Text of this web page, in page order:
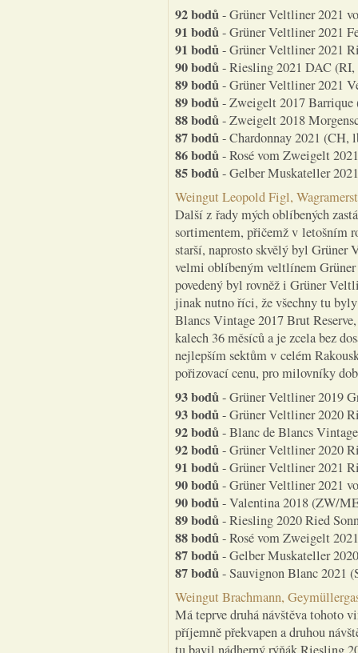
92 bodů- Grüner Veltliner 2021
91 bodů- Grüner Veltliner 2021
91 bodů- Grüner Veltliner 2021
90 bodů- Riesling 2021 DAC (RI,
89 bodů- Grüner Veltliner 2021
89 bodů- Zweigelt 2017 Barrique
88 bodů- Zweigelt 2018
87 bodů- Chardonnay 2021 (CH,
86 bodů- Rosé vom Zweigelt
85 bodů- Gelber Muskateller
Weingut Leopold Figl,
Další z řady mých oblíbených
sortimentem, přičemž v letošním
starší, naprosto skvělý byl Grüner
velmi oblíbeným veltlínem Grüner
povedený byl rovněž i Grüner
jinak nutno říci, že všechny tu
Blancs Vintage 2017 Brut
kalech 36 měsíců a je zcela bez
nejlepším sektům v celém
pořizovací cenu, pro milovníky
93 bodů- Grüner Veltliner 2019
93 bodů- Grüner Veltliner 2020
92 bodů- Blanc de Blancs
92 bodů- Grüner Veltliner 2020
91 bodů- Grüner Veltliner 2021
90 bodů- Grüner Veltliner 2021
90 bodů- Valentina 2018 (ZW/
89 bodů- Riesling 2020 Ried
88 bodů- Rosé vom Zweigelt
87 bodů- Gelber Muskateller
87 bodů- Sauvignon Blanc 2021
Weingut Brachmann,
Má teprve druhá návštěva tohoto
příjemně překvapen a druhou